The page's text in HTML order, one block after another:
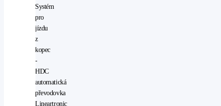
Systém
pro
jízdu
z
kopec
-
HDC
automatická
převodovka
Lineartronic